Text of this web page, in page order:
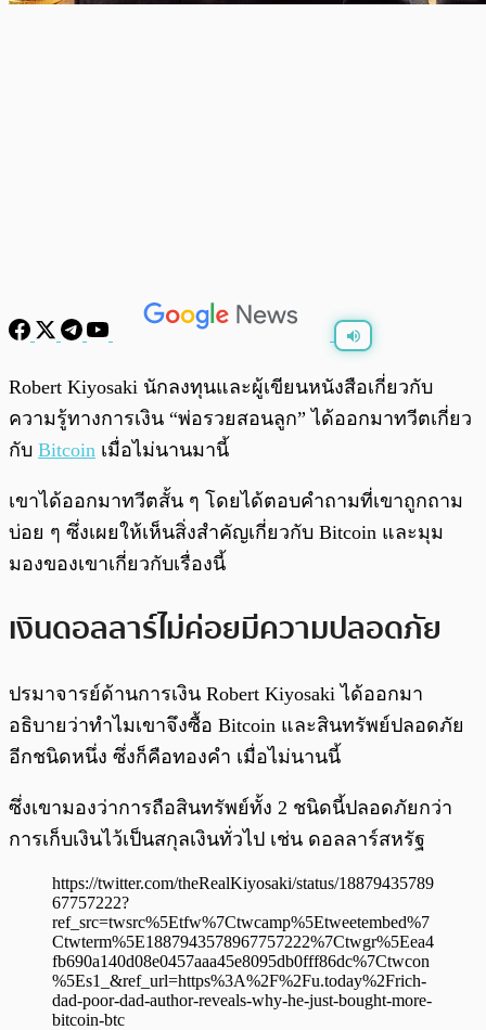
0:00 0:00
Robert Kiyosaki นักลงทุนและผู้เขียนหนังสือเกี่ยวกับ
ความรู้ทางการเงิน “พ่อรวยสอนลูก” ได้ออกมาทวีตเกี่ยว
กับ Bitcoin เมื่อไม่นานมานี้
เขาได้ออกมาทวีตสั้น ๆ โดยได้ตอบคำถามที่เขาถูกถาม
บ่อย ๆ ซึ่งเผยให้เห็นสิ่งสำคัญเกี่ยวกับ Bitcoin และมุม
มองของเขาเกี่ยวกับเรื่องนี้
เงินดอลลาร์ไม่ค่อยมีความปลอดภัย
ปรมาจารย์ด้านการเงิน Robert Kiyosaki ได้ออกมา
อธิบายว่าทำไมเขาจึงซื้อ Bitcoin และสินทรัพย์ปลอดภัย
อีกชนิดหนึ่ง ซึ่งก็คือทองคำ เมื่อไม่นานนี้
ซึ่งเขามองว่าการถือสินทรัพย์ทั้ง 2 ชนิดนี้ปลอดภัยกว่า
การเก็บเงินไว้เป็นสกุลเงินทั่วไป เช่น ดอลลาร์สหรัฐ
https://twitter.com/theRealKiyosaki/status/18879435789
67757222?
ref_src=twsrc%5Etfw%7Ctwcamp%5Etweetembed%7
Ctwterm%5E1887943578967757222%7Ctwgr%5Eea4
fb690a140d08e0457aaa45e8095db0fff86dc%7Ctwcon
%5Es1_&ref_url=https%3A%2F%2Fu.today%2Frich-
dad-poor-dad-author-reveals-why-he-just-bought-more-
bitcoin-btc